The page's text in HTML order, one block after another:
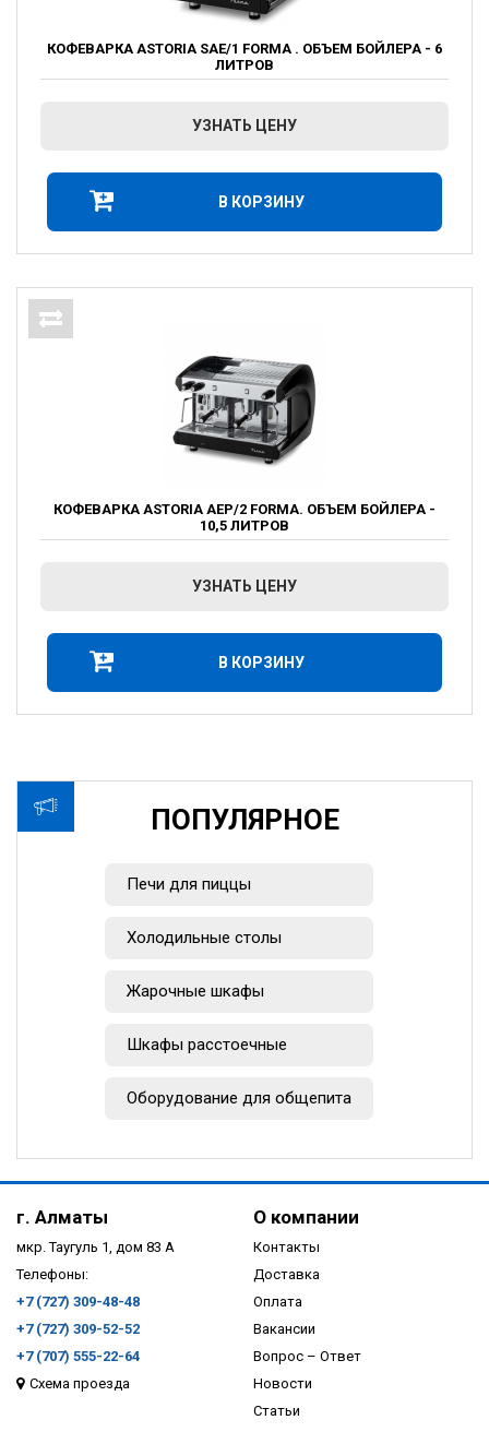
КОФЕВАРКА ASTORIA SAE/1 FORMA . ОБЪЕМ БОЙЛЕРА - 6
ЛИТРОВ
УЗНАТЬ ЦЕНУ
В КОРЗИНУ
КОФЕВАРКА ASTORIA AEP/2 FORMA. ОБЪЕМ БОЙЛЕРА -
10,5 ЛИТРОВ
УЗНАТЬ ЦЕНУ
В КОРЗИНУ
ПОПУЛЯРНОЕ
Печи для пиццы
Холодильные столы
Жарочные шкафы
Шкафы расстоечные
Оборудование для общепита
г. Алматы
мкр. Таугуль 1, дом 83 А
Телефоны:
+7 (727) 309-48-48
+7 (727) 309-52-52
+7 (707) 555-22-64
Схема проезда
О компании
Контакты
Доставка
Оплата
Вакансии
Вопрос – Ответ
Новости
Статьи